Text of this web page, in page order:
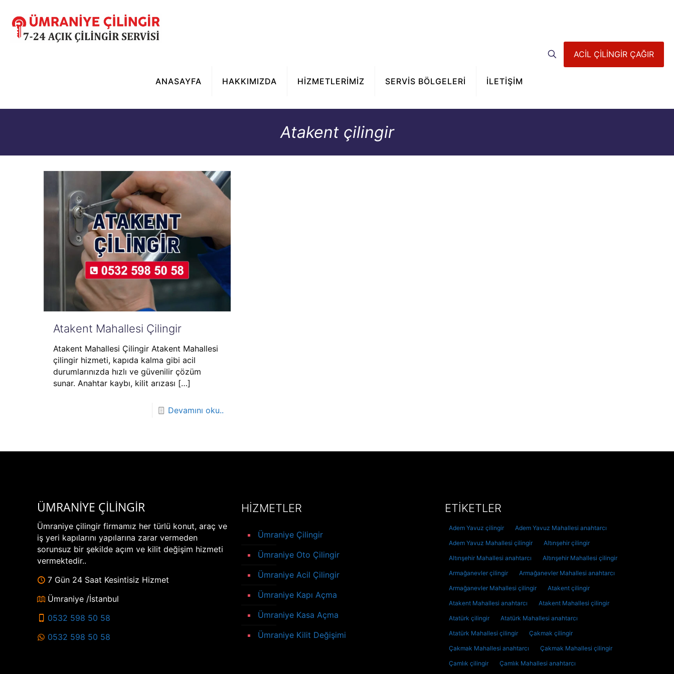
ANASAYFA HAKKIMIZDA HİZMETLERİMİZ SERVİS BÖLGELERİ İLETİŞİM
ACİL ÇİLİNGİR ÇAĞIR
Atakent çilingir
Atakent Mahallesi Çilingir
Atakent Mahallesi Çilingir Atakent Mahallesi
çilingir hizmeti, kapıda kalma gibi acil
durumlarınızda hızlı ve güvenilir çözüm
sunar. Anahtar kaybı, kilit arızası […]
Devamını oku..
ÜMRANİYE ÇİLİNGİR
Ümraniye çilingir firmamız her türlü konut, araç ve
iş yeri kapılarını yapılarına zarar vermeden
sorunsuz bir şekilde açım ve kilit değişim hizmeti
vermektedir..
7 Gün 24 Saat Kesintisiz Hizmet
Ümraniye /İstanbul
0532 598 50 58
0532 598 50 58
HİZMETLER
Ümraniye Çilingir
Ümraniye Oto Çilingir
Ümraniye Acil Çilingir
Ümraniye Kapı Açma
Ümraniye Kasa Açma
Ümraniye Kilit Değişimi
ETİKETLER
Adem Yavuz çilingir
Adem Yavuz Mahallesi anahtarcı
Adem Yavuz Mahallesi çilingir
Altınşehir çilingir
Altınşehir Mahallesi anahtarcı
Altınşehir Mahallesi çilingir
Armağanevler çilingir
Armağanevler Mahallesi anahtarcı
Armağanevler Mahallesi çilingir
Atakent çilingir
Atakent Mahallesi anahtarcı
Atakent Mahallesi çilingir
Atatürk çilingir
Atatürk Mahallesi anahtarcı
Atatürk Mahallesi çilingir
Çakmak çilingir
Çakmak Mahallesi anahtarcı
Çakmak Mahallesi çilingir
Çamlık çilingir
Çamlık Mahallesi anahtarcı